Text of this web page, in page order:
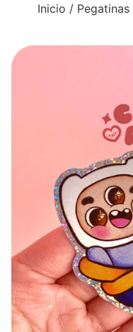
Inicio / Pegatinas